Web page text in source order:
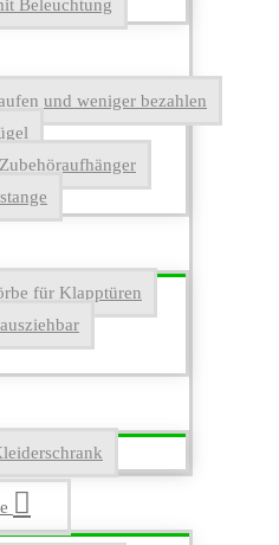
Beleuchtung
und weniger bezahlen
für Klapptüren